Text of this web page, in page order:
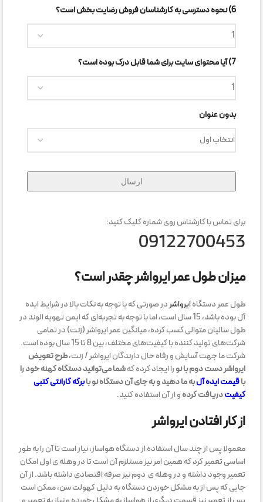
6) نحوه دسترسی به کارشناسان فروش رضایت بخش است؟
7) آیا محتوای سایت برای شما قابل درک بوده است؟
بدون عنوان
برای تماس با کارشناس روی شماره کلیک کنید:
09122700453
میزان طول عمر ایرواشر چقدر است؟
طول عمر دستگاهایرواشردر صورتی که با توجه به نکات بالا در شرایط ایده
آل بوده باشد، 15 سال است، اما با توجه به تجربه‌ای که ایمن تهویه الوند در
طول سالیان متوالی کسب کرده، میانگین عمر ایرواشر (زنت) در تمامی
شرکت‌های تولید کننده با کیفیت‌های مختلف، بین 8 تا 15 سال بوده است.
شرکت ما جهت آسایش و رفاه حال دارندگان ایرواشر / زنت،طرح تعویض
ایرواشر دست دوم با نورا ایجاد کرده کهشما می‌توانید دستگاه کهنه خود را
باقیمت ایده آلبه ما دهید و به جای آن دستگاه نو بابرگه گارانتی کتبی
کیفیتدریافت کردهو از آن استفاده کنید.
از کار افتادن ایرواشر
معمولا پس از چند سال استفاده از دستگاه هواساز، نیاز است تا آن را به طور
اساسی تعمیر کرد که همین امر نیز مستلزم آن است تا در وهله ی اول امکان
تعمیر وجود داشته و در وهله ی دوم نیز صرفه اقتصادی داشته باشد. از آن
جایی که پس از به مشکل خوردن دستگاه به دلیل کهولت سن، ممکن است